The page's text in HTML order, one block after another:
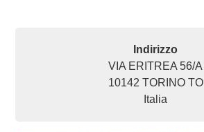
Indirizzo
VIA ERITREA 56/A
10142 TORINO TO
Italia